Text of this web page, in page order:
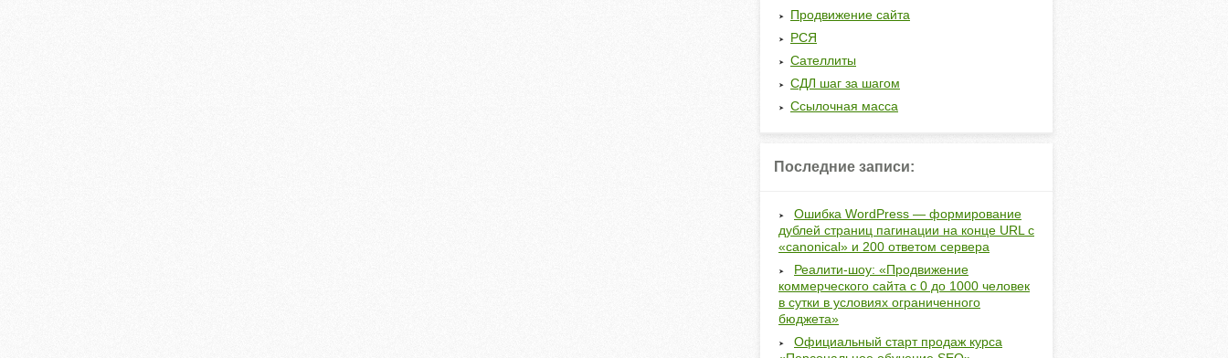
Продвижение сайта
РСЯ
Сателлиты
СДЛ шаг за шагом
Ссылочная масса
Последние записи:
Ошибка WordPress — формирование
дублей страниц пагинации на конце URL с
«canonical» и 200 ответом сервера
Реалити-шоу: «Продвижение
коммерческого сайта с 0 до 1000 человек
в сутки в условиях ограниченного
бюджета»
Официальный старт продаж курса